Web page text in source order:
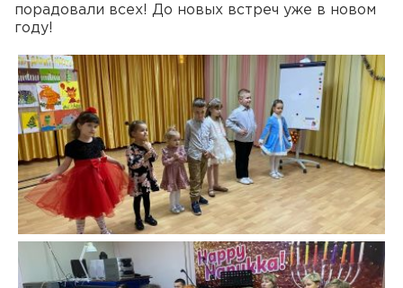
порадовали всех! До новых встреч уже в новом
году!